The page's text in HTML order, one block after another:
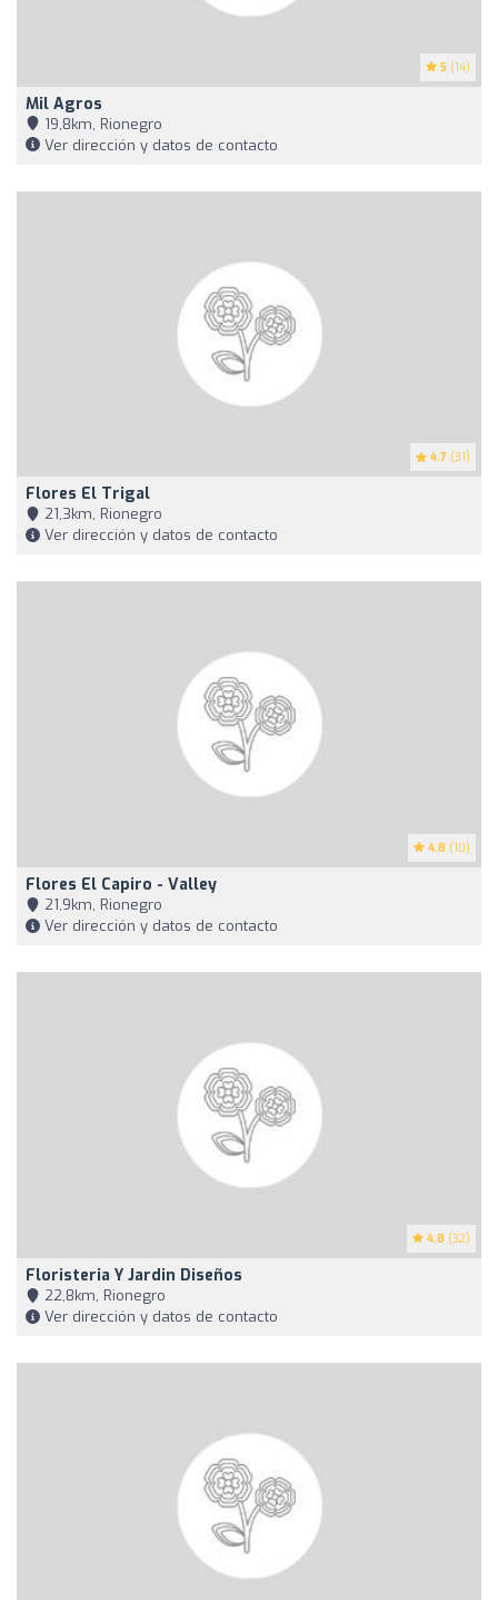
5 (14)
Mil Agros
19,8km, Rionegro
Ver dirección y datos de contacto
4.7 (31)
Flores El Trigal
21,3km, Rionegro
Ver dirección y datos de contacto
4.8 (10)
Flores El Capiro - Valley
21,9km, Rionegro
Ver dirección y datos de contacto
4.8 (32)
Floristeria Y Jardin Diseños
22,8km, Rionegro
Ver dirección y datos de contacto